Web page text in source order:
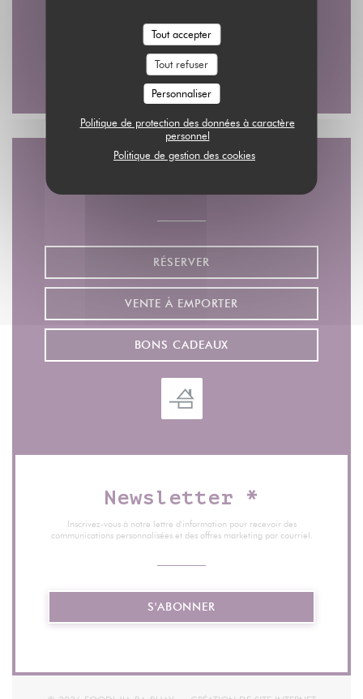
Tout accepter
Tout refuser
Personnaliser
Politique de protection des données à caractère
personnel
Politique de gestion des cookies
01 45 08 48 28
Facebook ((ouvre une nouvelle
Instagram ((ouvre une
RÉSERVER
VENTE À EMPORTER
BONS CADEAUX
Newsletter *
Inscrivez-vous à notre lettre d'information pour recevoir des
communications personnalisées et des offres marketing par courriel.
S'ABONNER